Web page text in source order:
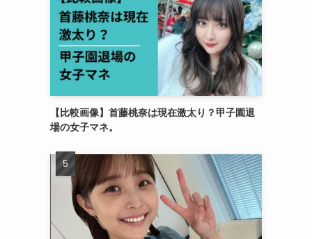
【比較画像】首藤桃奈は現在激太り？甲子園退
場の女子マネ。